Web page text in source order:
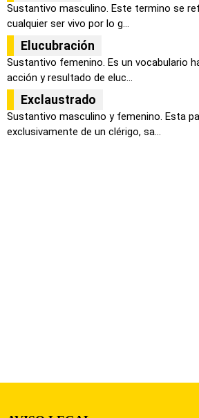
Sustantivo masculino. Este termino se
cualquier ser vivo por lo g...
Elucubración
Sustantivo femenino. Es un vocabulario
acción y resultado de eluc...
Exclaustrado
Sustantivo masculino y femenino. Esta
exclusivamente de un clérigo, sa...